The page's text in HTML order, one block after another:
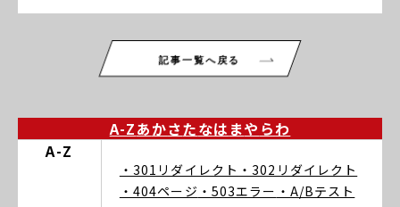
記事一覧へ戻る
A-Zあかさたなは まや らわ
A-Z
・301リダイレクト ・302リダイレクト
・404ページ ・503エラー ・A/Bテスト